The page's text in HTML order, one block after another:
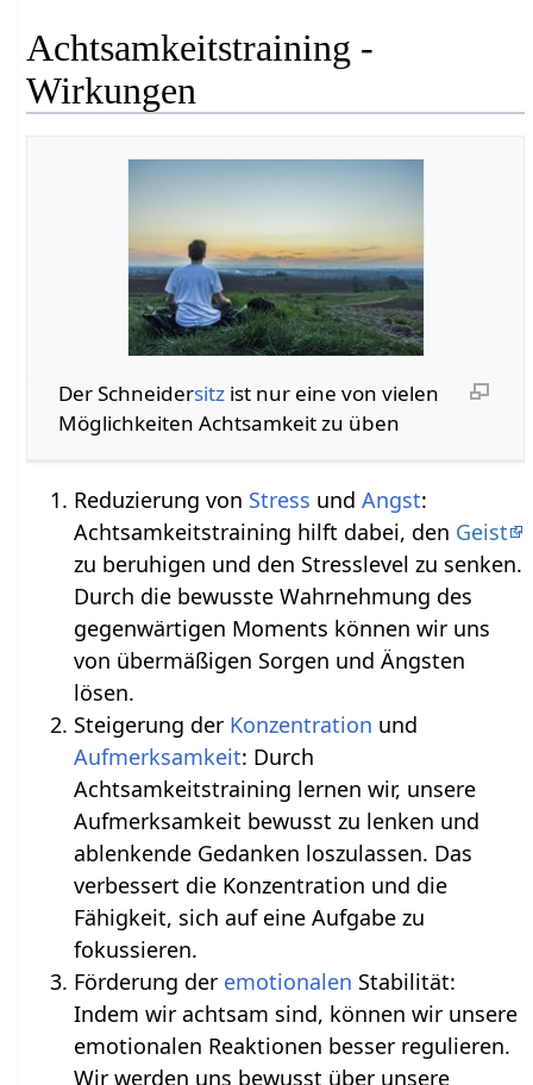
Achtsamkeitstraining -
Wirkungen
Der Schneidersitzist nur eine von vielen
Möglichkeiten Achtsamkeit zu üben
Reduzierung von Stress undAngst:
Achtsamkeitstraining hilft dabei, den Geist
zu beruhigen und den Stresslevel zu senken.
Durch die bewusste Wahrnehmung des
gegenwärtigen Moments können wir uns
von übermäßigen Sorgen und Ängsten
lösen.
Steigerung der Konzentration und
Aufmerksamkeit: Durch
Achtsamkeitstraining lernen wir, unsere
Aufmerksamkeit bewusst zu lenken und
ablenkende Gedanken loszulassen. Das
verbessert die Konzentration und die
Fähigkeit, sich auf eine Aufgabe zu
fokussieren.
Förderung der emotionalen Stabilität:
Indem wir achtsam sind, können wir unsere
emotionalen Reaktionen besser regulieren.
Wir werden uns bewusst über unsere